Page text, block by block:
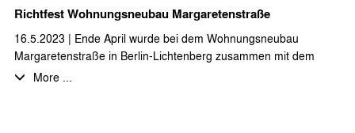
Richtfest Wohnungsneubau Margaretenstraße
16.5.2023 | Ende April wurde bei dem Wohnungsneubau
Margaretenstraße in Berlin-Lichtenberg zusammen mit dem
Bauherrn, sowie den am Bau beteiligten Firmen und
More ...